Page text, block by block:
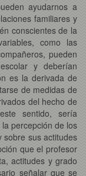
ayudarnos a
familiares y
conscientes de la
como las
pueden
y deberían
es la derivada de
de medidas de
del hecho de
sentido, sería
percepción de los
sobre sus actitudes
que el profesor
actitudes y grado
señalar que se